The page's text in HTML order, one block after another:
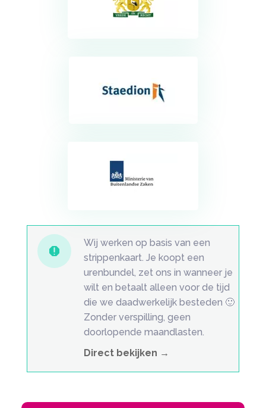

Wij werken op basis van een
strippenkaart. Je koopt een
urenbundel, zet ons in wanneer je
wilt en betaalt alleen voor de tijd
die we daadwerkelijk besteden 🙂
Zonder verspilling, geen
doorlopende maandlasten.
Direct bekijken →